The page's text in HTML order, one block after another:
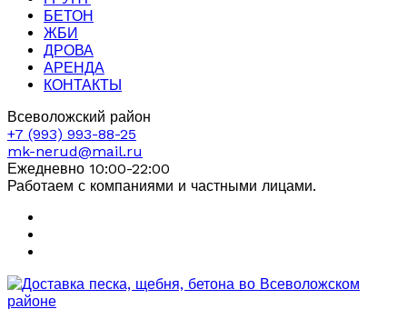
БЕТОН
ЖБИ
ДРОВА
АРЕНДА
КОНТАКТЫ
Всеволожский район
+7 (993) 993-88-25
mk-nerud@mail.ru
Ежедневно 10:00-22:00
Работаем с компаниями и частными лицами.